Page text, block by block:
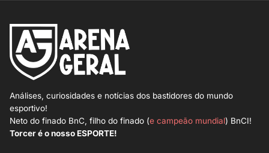
Análises, curiosidades e notícias dos bastidores do mundo
esportivo!
Neto do finado BnC, filho do finado (e campeão mundial) BnCI!
Torcer é o nosso ESPORTE!